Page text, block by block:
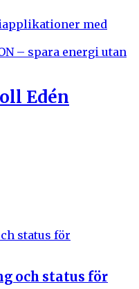
med
– spara energi utan
Edén
och status för